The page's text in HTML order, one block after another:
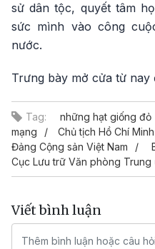
sử dân tộc, quyết tâm
sức mình vào công
nước.
Trưng bày mở cửa từ nay
Tag: những hạt giống đỏ
mạng
Chủ tịch Hồ Chí Minh
Đảng Cộng sản Việt Nam
Cục Lưu trữ Văn phòng
Viết bình luận